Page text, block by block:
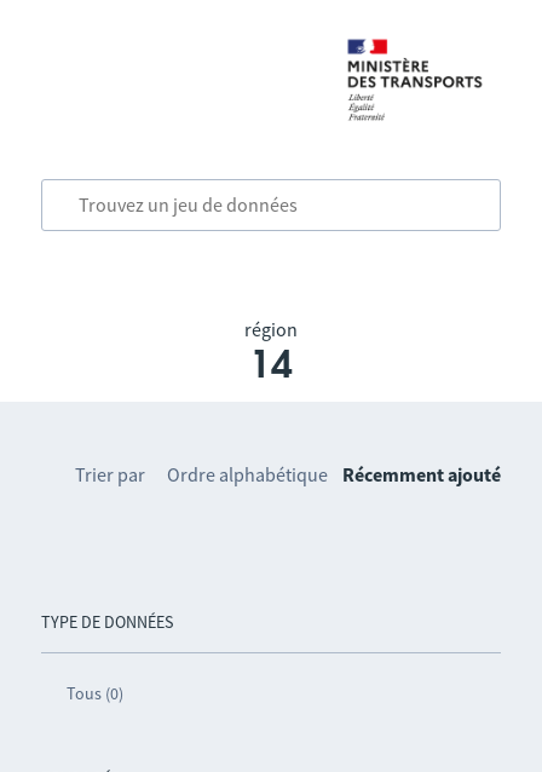
région
14
TYPE DE DONNÉES
Tous (0)
Trier par Ordre alphabétique Récemment ajouté